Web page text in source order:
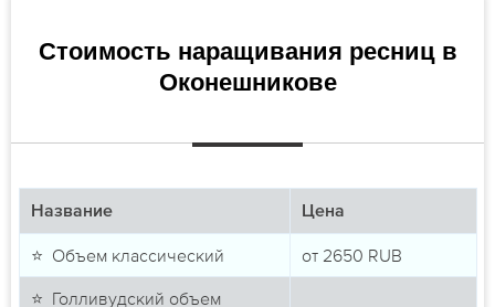
Стоимость наращивания ресниц в
Оконешникове
Название Цена
⭐ Объем классический от 2650 RUB
⭐ Голливудский объем